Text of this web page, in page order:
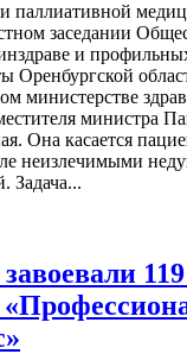
паллиативной
заседании
и
Оренбургской
министерстве
министра
Она касается
неизлечимыми
Задача...